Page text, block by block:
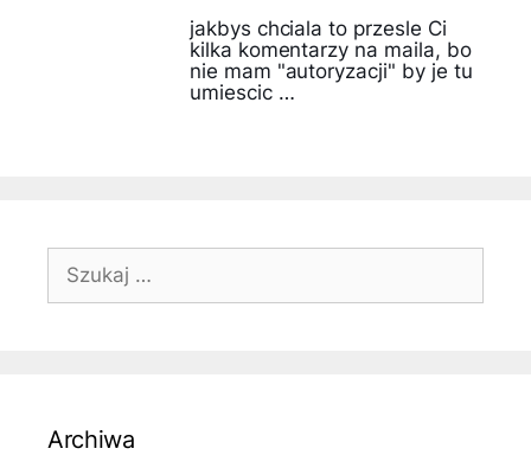
jakbys chciala to przesle Ci
kilka komentarzy na maila, bo
nie mam "autoryzacji" by je tu
umiescic …
Szukaj:
Archiwa